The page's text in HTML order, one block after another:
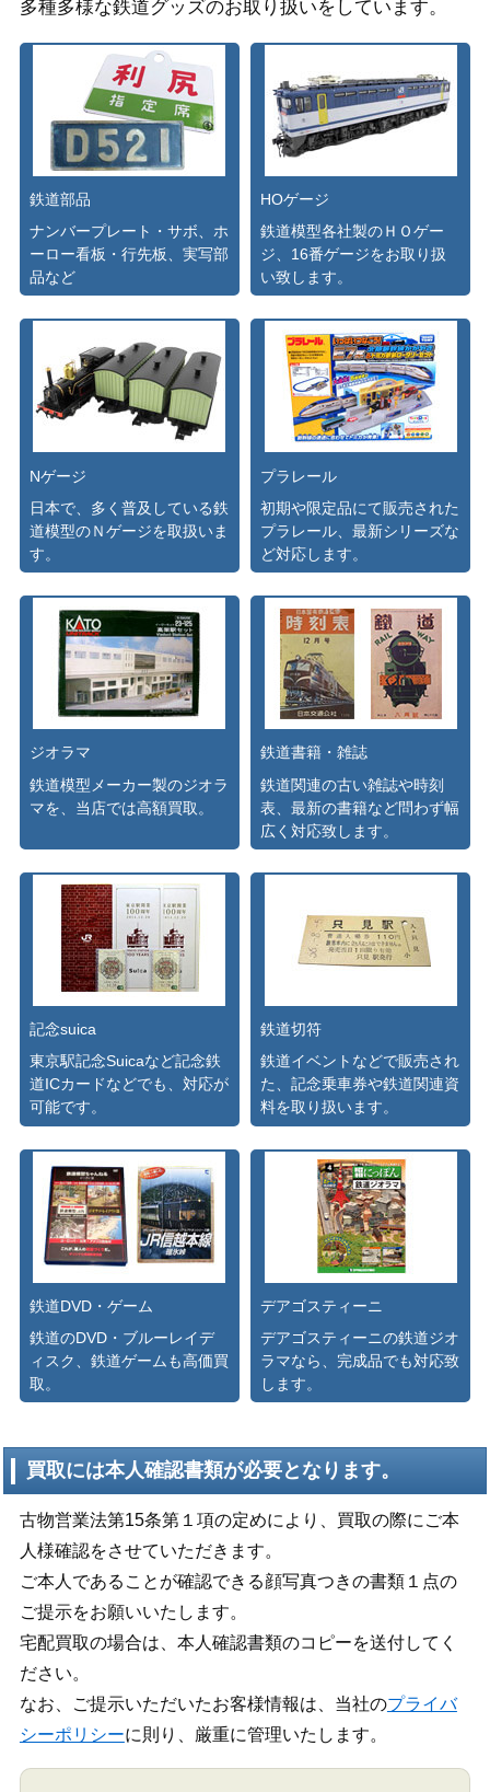
多種多様な鉄道グッズのお取り扱いをしています。
鉄道部品
ナンバープレート・サボ、ホ
ーロー看板・行先板、実写部
品など
HOゲージ
鉄道模型各社製のＨＯゲー
ジ、16番ゲージをお取り扱
い致します。
Nゲージ
日本で、多く普及している鉄
道模型のＮゲージを取扱いま
す。
プラレール
初期や限定品にて販売された
プラレール、最新シリーズな
ど対応します。
ジオラマ
鉄道模型メーカー製のジオラ
マを、当店では高額買取。
鉄道書籍・雑誌
鉄道関連の古い雑誌や時刻
表、最新の書籍など問わず幅
広く対応致します。
記念suica
東京駅記念Suicaなど記念鉄
道ICカードなどでも、対応が
可能です。
鉄道切符
鉄道イベントなどで販売され
た、記念乗車券や鉄道関連資
料を取り扱います。
鉄道DVD・ゲーム
鉄道のDVD・ブルーレイデ
ィスク、鉄道ゲームも高価買
取。
デアゴスティーニ
デアゴスティーニの鉄道ジオ
ラマなら、完成品でも対応致
します。
買取には本人確認書類が必要となります。
古物営業法第15条第１項の定めにより、買取の際にご本
人様確認をさせていただきます。
ご本人であることが確認できる顔写真つきの書類１点の
ご提示をお願いいたします。
宅配買取の場合は、本人確認書類のコピーを送付してく
ださい。
なお、ご提示いただいたお客様情報は、当社のプライバ
シーポリシーに則り、厳重に管理いたします。